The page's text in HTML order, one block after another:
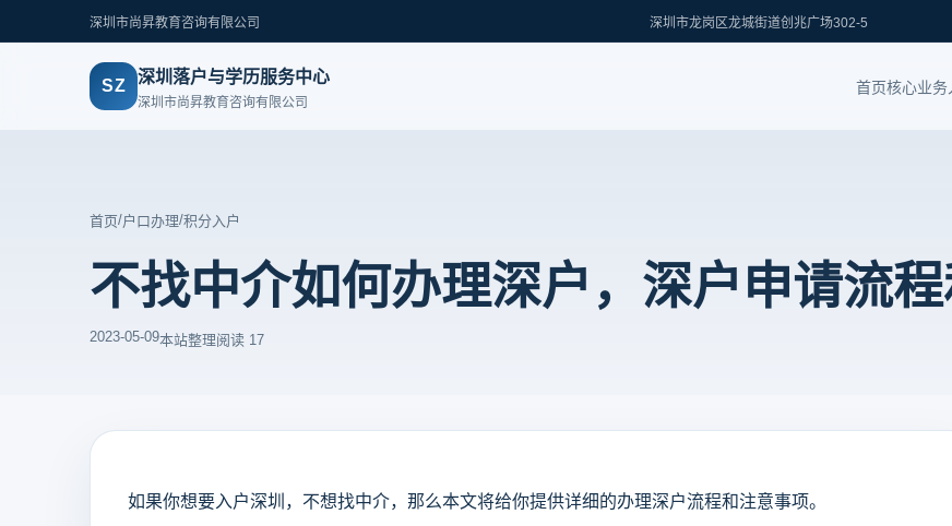
深圳市尚昇教育咨询有限公司 深圳市龙岗区龙城街道创兆广场302-5
SZ 深圳落户与学历服务中心
深圳市尚昇教育咨询有限公司
首页核心业务
首页/户口办理/积分入户
不找中介如何办理深户，深户申请流
2023-05-09本站整理阅读 17
如果你想要入户深圳，不想找中介，那么本文将给你提供详细的办理深户流程和注意事项。